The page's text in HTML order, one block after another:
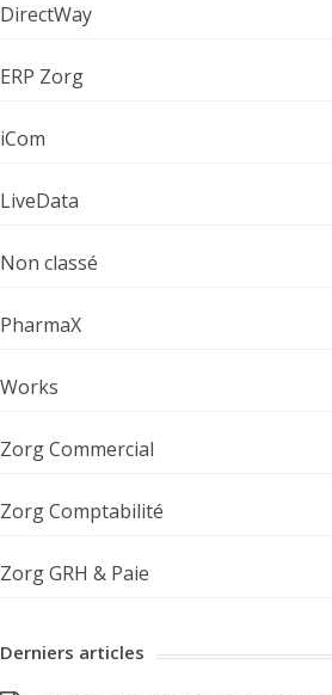
DirectWay
ERP Zorg
iCom
LiveData
Non classé
PharmaX
Works
Zorg Commercial
Zorg Comptabilité
Zorg GRH & Paie
Derniers articles